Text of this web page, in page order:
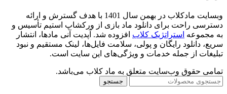
وبسایت مادکلاب در بهمن سال 1401 با هدف گسترش و ارائه
دسترسی راحت برای دانلود ماد بازی از ورکشاپ استیم تأسیس و
به مجموعه استراتژیک کلاب افزوده شد. آپدیت آنی مادها، انتشار
سریع، دانلود رایگان و پولی، سلامت فایل‌ها، لینک مستقیم و نبود
تبلیغات از جمله خدمات و ویژگی‌های این سایت است.
تمامی حقوق وب‌سایت متعلق به ماد کلاب می‌باشد.
جستجو